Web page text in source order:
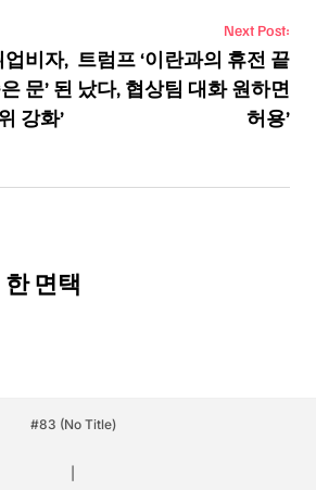
업비자,
문’ 된
강화’
Next Post:
트럼프 ‘이란과의 휴전 끝
났다, 협상팀 대화 원하면
허용’
한 면택
#83 (no Title)